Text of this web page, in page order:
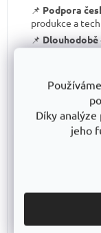
Díky
jeho
📌 Podpora
produkce a
📌
spolehněte se,
S TRESTLESsi
záruku kvality
Pro větší
s